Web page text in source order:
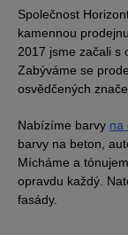
Společnost
kamennou prodejnu
2017 jsme začali s
Zabýváme se
osvědčených
Nabízíme barvy na
barvy na beton,
Mícháme a
opravdu každý.
fasády.